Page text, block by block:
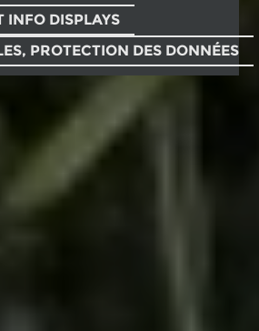
INFO DISPLAYS
PROTECTION DES DONNÉES